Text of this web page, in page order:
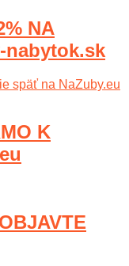
NA
nabytok.sk
K